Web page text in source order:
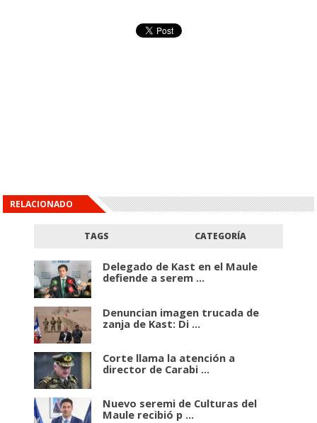
RELACIONADO
TAGS CATEGORÍA
Delegado de Kast en el Maule
defiende a serem ...
Denuncian imagen trucada de
zanja de Kast: Di ...
Corte llama la atención a
director de Carabi ...
Nuevo seremi de Culturas del
Maule recibió p ...